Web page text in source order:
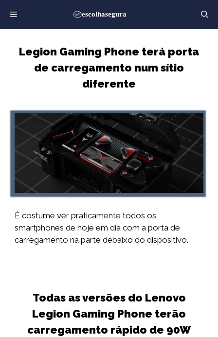
para
o
Legion Gaming Phone terá porta
de carregamento num sítio
diferente
É costume ver praticamente todos os
smartphones de hoje em dia com a porta de
carregamento na parte debaixo do dispositivo.
Todas as versões do Lenovo
Legion Gaming Phone terão
carregamento rápido de 90W